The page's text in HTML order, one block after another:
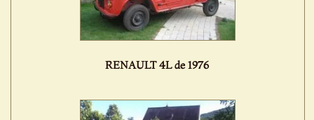
RENAULT 4L de 1976